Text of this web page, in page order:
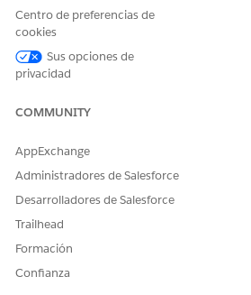
Ayuda de Salesforce: Kit de
préstamos
¿RESOLVIÓ ESTE ARTÍCULO
Sí
Centro de preferencias de
cookies
Sus opciones de
privacidad
COMMUNITY
AppExchange
Administradores de Salesforce
Desarrolladores de Salesforce
Trailhead
Formación
Confianza